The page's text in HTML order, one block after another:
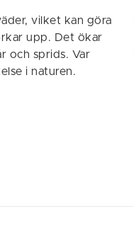
vilket kan göra
upp. Det ökar
och sprids. Var
i naturen.